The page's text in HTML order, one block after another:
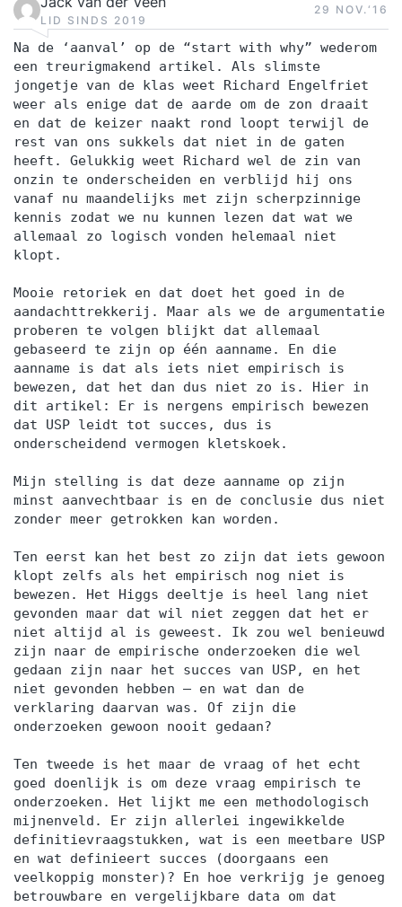
LID SINDS 2019
29 NOV.‘16
Na de ‘aanval’ op de “start with why” wederom
een treurigmakend artikel. Als slimste
jongetje van de klas weet Richard Engelfriet
weer als enige dat de aarde om de zon draait
en dat de keizer naakt rond loopt terwijl de
rest van ons sukkels dat niet in de gaten
heeft. Gelukkig weet Richard wel de zin van
onzin te onderscheiden en verblijd hij ons
vanaf nu maandelijks met zijn scherpzinnige
kennis zodat we nu kunnen lezen dat wat we
allemaal zo logisch vonden helemaal niet
klopt.
Mooie retoriek en dat doet het goed in de
aandachttrekkerij. Maar als we de argumentatie
proberen te volgen blijkt dat allemaal
gebaseerd te zijn op één aanname. En die
aanname is dat als iets niet empirisch is
bewezen, dat het dan dus niet zo is. Hier in
dit artikel: Er is nergens empirisch bewezen
dat USP leidt tot succes, dus is
onderscheidend vermogen kletskoek.
Mijn stelling is dat deze aanname op zijn
minst aanvechtbaar is en de conclusie dus niet
zonder meer getrokken kan worden.
Ten eerst kan het best zo zijn dat iets gewoon
klopt zelfs als het empirisch nog niet is
bewezen. Het Higgs deeltje is heel lang niet
gevonden maar dat wil niet zeggen dat het er
niet altijd al is geweest. Ik zou wel benieuwd
zijn naar de empirische onderzoeken die wel
gedaan zijn naar het succes van USP, en het
niet gevonden hebben – en wat dan de
verklaring daarvan was. Of zijn die
onderzoeken gewoon nooit gedaan?
Ten tweede is het maar de vraag of het echt
goed doenlijk is om deze vraag empirisch te
onderzoeken. Het lijkt me een methodologisch
mijnenveld. Er zijn allerlei ingewikkelde
definitievraagstukken, wat is een meetbare USP
en wat definieert succes (doorgaans een
veelkoppig monster)? En hoe verkrijg je genoeg
betrouwbare en vergelijkbare data om dat